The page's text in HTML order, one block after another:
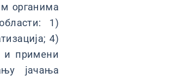
органима
1)
4)
и примени
јачања